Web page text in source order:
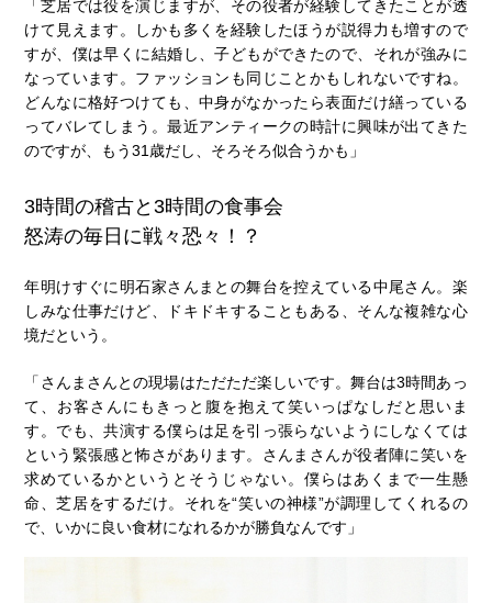
「芝居では役を演じますが、その役者が経験してきたことが透
けて見えます。しかも多くを経験したほうが説得力も増すので
すが、僕は早くに結婚し、子どもができたので、それが強みに
なっています。ファッションも同じことかもしれないですね。
どんなに格好つけても、中身がなかったら表面だけ繕っている
ってバレてしまう。最近アンティークの時計に興味が出てきた
のですが、もう31歳だし、そろそろ似合うかも」
3時間の稽古と3時間の食事会
怒涛の毎日に戦々恐々！？
年明けすぐに明石家さんまとの舞台を控えている中尾さん。楽
しみな仕事だけど、ドキドキすることもある、そんな複雑な心
境だという。
「さんまさんとの現場はただただ楽しいです。舞台は3時間あっ
て、お客さんにもきっと腹を抱えて笑いっぱなしだと思いま
す。でも、共演する僕らは足を引っ張らないようにしなくては
という緊張感と怖さがあります。さんまさんが役者陣に笑いを
求めているかというとそうじゃない。僕らはあくまで一生懸
命、芝居をするだけ。それを“笑いの神様”が調理してくれるの
で、いかに良い食材になれるかが勝負なんです」